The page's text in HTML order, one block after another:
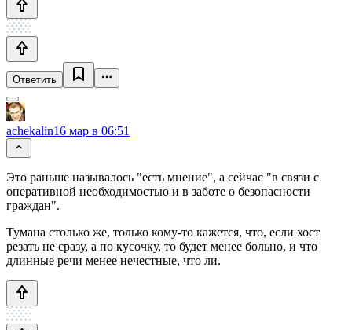
Ответить
achekalin16 мар в 06:51
Это раньше называлось "есть мнение", а сейчас "в связи с
оперативной необходимостью и в заботе о безопасности
граждан".
Тумана столько же, только кому-то кажется, что, если хост
резать не сразу, а по кусочку, то будет менее больно, и что
длинные речи менее нечестные, что ли.